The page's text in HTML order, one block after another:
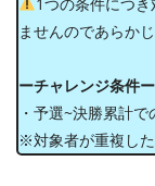
ませんのであらか
ーチャレンジ条件ー
・予選~決勝累計
※対象者が重複した